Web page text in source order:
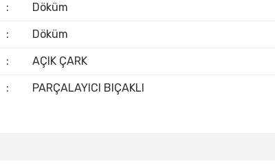
: Döküm
: Döküm
: AÇIK ÇARK
: PARÇALAYICI BIÇAKLI